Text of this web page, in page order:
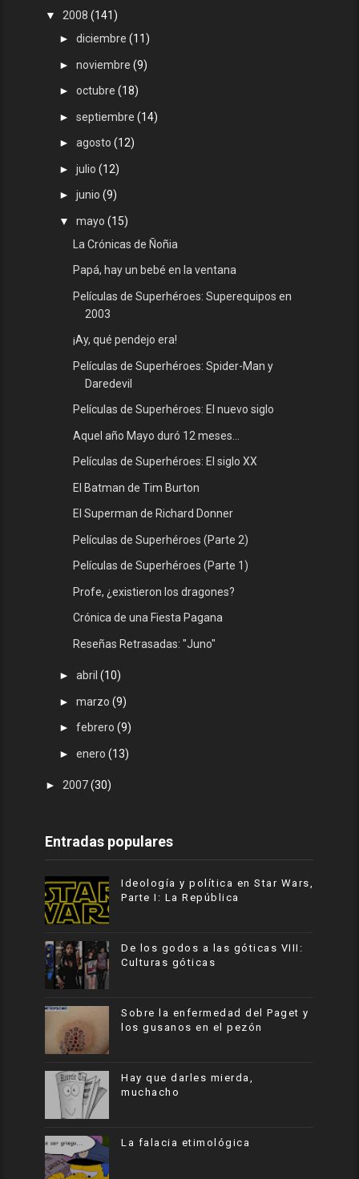
▼ 2008(141)
►diciembre(11)
►noviembre(9)
►octubre(18)
►septiembre(14)
►agosto(12)
►julio(12)
►junio(9)
▼mayo(15)
La Crónicas de Ñoñia
Papá, hay un bebé en la ventana
Películas de Superhéroes: Superequipos en
2003
¡Ay, qué pendejo era!
Películas de Superhéroes: Spider-Man y
Daredevil
Películas de Superhéroes: El nuevo siglo
Aquel año Mayo duró 12 meses...
Películas de Superhéroes: El siglo XX
El Batman de Tim Burton
El Superman de Richard Donner
Películas de Superhéroes (Parte 2)
Películas de Superhéroes (Parte 1)
Profe, ¿existieron los dragones?
Crónica de una Fiesta Pagana
Reseñas Retrasadas: "Juno"
►abril(10)
►marzo(9)
►febrero(9)
►enero(13)
► 2007(30)
Entradas populares
Ideología y política en Star Wars,
Parte I: La República
De los godos a las góticas VIII:
Culturas góticas
Sobre la enfermedad del Paget y
los gusanos en el pezón
Hay que darles mierda,
muchacho
La falacia etimológica